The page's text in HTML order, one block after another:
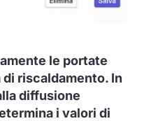
le portate
riscaldamento. In
diffusione
i valori di